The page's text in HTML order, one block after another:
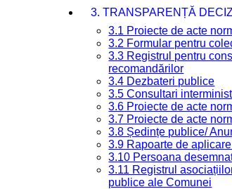
3. TRANSPARENȚĂ
3.1 Proiecte de acte
3.2 Formular pentru
3.3 Registrul pentru
recomandărilor
3.4 Dezbateri publice
3.5 Consultari
3.6 Proiecte de acte
3.7 Proiecte de acte
3.8 Ședințe publice/
3.9 Rapoarte de
3.10 Persoana
3.11 Registrul
publice ale Comunei